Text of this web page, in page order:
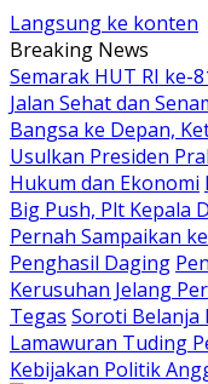
Langsung ke konten
Breaking News
Semarak HUT RI ke-
Jalan Sehat dan
Bangsa ke Depan,
Usulkan Presiden
Hukum dan Ekonomi
Big Push, Plt Kepala
Pernah Sampaikan
Penghasil Daging
Kerusuhan Jelang
Tegas Soroti Belanja
Lamawuran Tuding
Kebijakan Politik